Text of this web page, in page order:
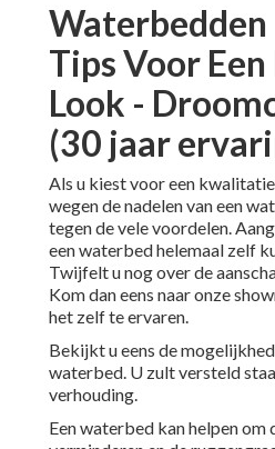
Tips Voor
Look -
(30 jaar
Als u kiest voor een
wegen de nadelen van een
tegen de vele voordelen.
een waterbed helemaal zelf
Twijfelt u nog over de
Kom dan eens naar onze
het zelf te ervaren.
Bekijkt u eens de
waterbed. U zult versteld
verhouding.
Een waterbed kan helpen om